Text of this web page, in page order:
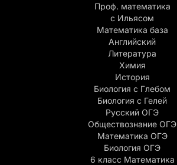
Проф. математика
c Ильясом
Математика база
Английский
Литература
Химия
История
Биология с Глебом
Биология с Гелей
Русский ОГЭ
Обществознание ОГЭ
Математика ОГЭ
Биология ОГЭ
6 класс Математика